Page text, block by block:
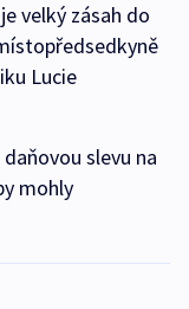
velký zásah do
Lucie
slevu na
mohly